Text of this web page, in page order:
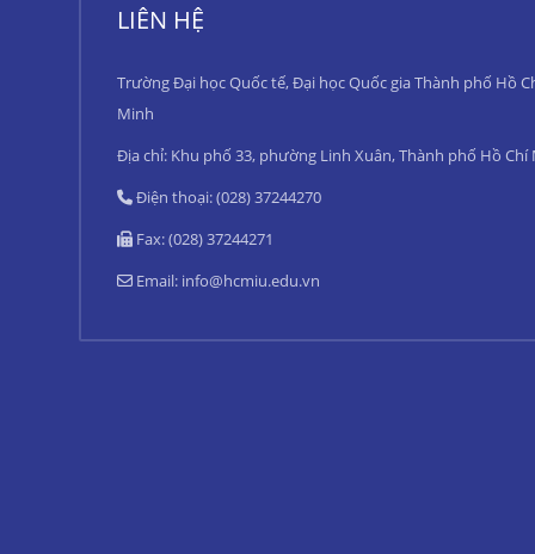
LIÊN HỆ
Trường Đại học Quốc tế, Đại học Quốc gia Thành phố Hồ
Minh
Địa chỉ: Khu phố 33, phường Linh Xuân, Thành phố Hồ Chí
Điện thoại: (028) 37244270
Fax: (028) 37244271
Email: info@hcmiu.edu.vn